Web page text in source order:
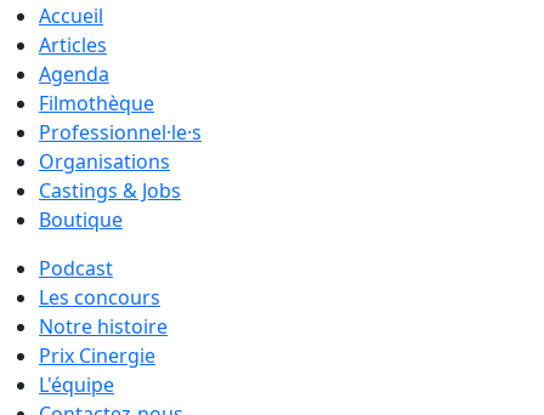
Accueil
Articles
Agenda
Filmothèque
Professionnel·le·s
Organisations
Castings & Jobs
Boutique
Podcast
Les concours
Notre histoire
Prix Cinergie
L'équipe